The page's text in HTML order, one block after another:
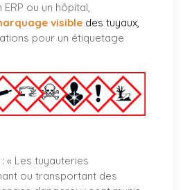
ou un hôpital,
visible des tuyaux,
pour un étiquetage
« Les tuyauteries
ou transportant des